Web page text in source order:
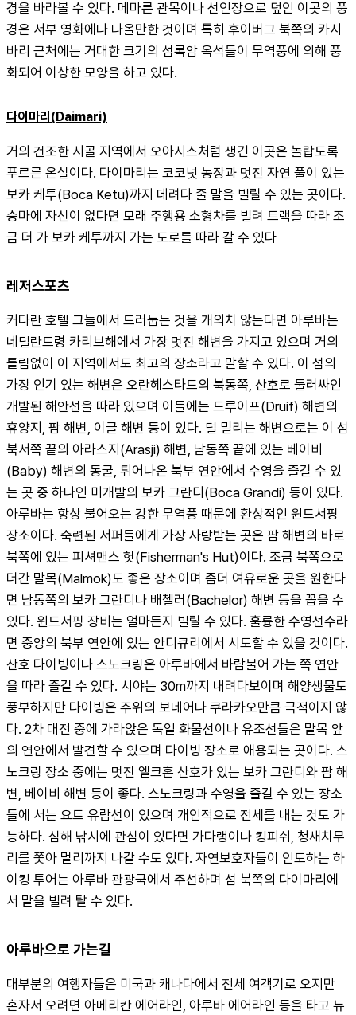
경을 바라볼 수 있다. 메마른 관목이나 선인장으로 덮인 이곳의 풍
경은 서부 영화에나 나올만한 것이며 특히 후이버그 북쪽의 카시
바리 근처에는 거대한 크기의 섬록암 옥석들이 무역풍에 의해 풍
화되어 이상한 모양을 하고 있다.
다이마리(Daimari)
거의 건조한 시골 지역에서 오아시스처럼 생긴 이곳은 놀랍도록
푸르른 온실이다. 다이마리는 코코넛 농장과 멋진 자연 풀이 있는
보카 케투(Boca Ketu)까지 데려다 줄 말을 빌릴 수 있는 곳이다.
승마에 자신이 없다면 모래 주행용 소형차를 빌려 트랙을 따라 조
금 더 가 보카 케투까지 가는 도로를 따라 갈 수 있다
레저스포츠
커다란 호텔 그늘에서 드러눕는 것을 개의치 않는다면 아루바는
네덜란드령 카리브해에서 가장 멋진 해변을 가지고 있으며 거의
틀림없이 이 지역에서도 최고의 장소라고 말할 수 있다. 이 섬의
가장 인기 있는 해변은 오란헤스타드의 북동쪽, 산호로 둘러싸인
개발된 해안선을 따라 있으며 이들에는 드루이프(Druif) 해변의
휴양지, 팜 해변, 이글 해변 등이 있다. 덜 밀리는 해변으로는 이 섬
북서쪽 끝의 아라스지(Arasji) 해변, 남동쪽 끝에 있는 베이비
(Baby) 해변의 동굴, 튀어나온 북부 연안에서 수영을 즐길 수 있
는 곳 중 하나인 미개발의 보카 그란디(Boca Grandi) 등이 있다.
아루바는 항상 불어오는 강한 무역풍 때문에 환상적인 윈드서핑
장소이다. 숙련된 서퍼들에게 가장 사랑받는 곳은 팜 해변의 바로
북쪽에 있는 피셔맨스 헛(Fisherman's Hut)이다. 조금 북쪽으로
더간 말목(Malmok)도 좋은 장소이며 좀더 여유로운 곳을 원한다
면 남동쪽의 보카 그란디나 배첼러(Bachelor) 해변 등을 꼽을 수
있다. 윈드서핑 장비는 얼마든지 빌릴 수 있다. 훌륭한 수영선수라
면 중앙의 북부 연안에 있는 안디큐리에서 시도할 수 있을 것이다.
산호 다이빙이나 스노크링은 아루바에서 바람불어 가는 쪽 연안
을 따라 즐길 수 있다. 시야는 30m까지 내려다보이며 해양생물도
풍부하지만 다이빙은 주위의 보네어나 쿠라카오만큼 극적이지 않
다. 2차 대전 중에 가라앉은 독일 화물선이나 유조선들은 말목 앞
의 연안에서 발견할 수 있으며 다이빙 장소로 애용되는 곳이다. 스
노크링 장소 중에는 멋진 엘크혼 산호가 있는 보카 그란디와 팜 해
변, 베이비 해변 등이 좋다. 스노크링과 수영을 즐길 수 있는 장소
들에 서는 요트 유람선이 있으며 개인적으로 전세를 내는 것도 가
능하다. 심해 낚시에 관심이 있다면 가다랭이나 킹피쉬, 청새치무
리를 쫓아 멀리까지 나갈 수도 있다. 자연보호자들이 인도하는 하
이킹 투어는 아루바 관광국에서 주선하며 섬 북쪽의 다이마리에
서 말을 빌려 탈 수 있다.
아루바으로 가는길
대부분의 여행자들은 미국과 캐나다에서 전세 여객기로 오지만
혼자서 오려면 아메리칸 에어라인, 아루바 에어라인 등을 타고 뉴